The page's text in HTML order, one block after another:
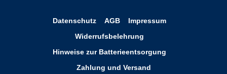
Datenschutz AGB
Impressum
Widerrufsbelehrung
Hinweise zur Batterieentsorgung
Zahlung und Versand